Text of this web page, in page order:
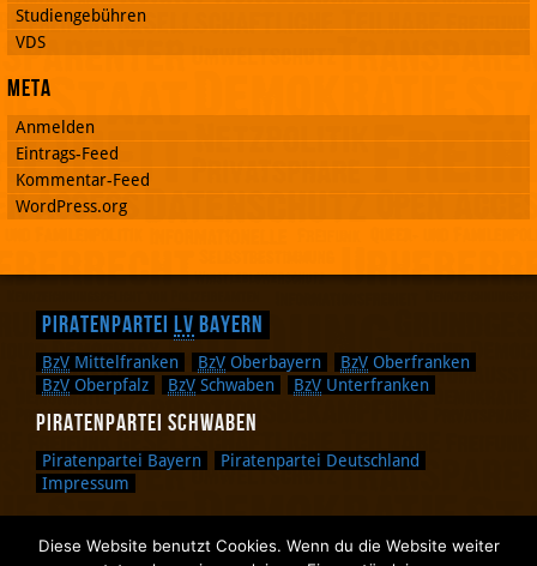
Studiengebühren
VDS
Meta
Anmelden
Eintrags-Feed
Kommentar-Feed
WordPress.org
Piratenpartei LV Bayern
BzV Mittelfranken BzV Oberbayern BzV Oberfranken
BzV Oberpfalz BzV Schwaben BzV Unterfranken
Piratenpartei Schwaben
Piratenpartei Bayern
Piratenpartei Deutschland
Impressum
Zurück nach oben.
Diese Website benutzt Cookies. Wenn du die Website weiter